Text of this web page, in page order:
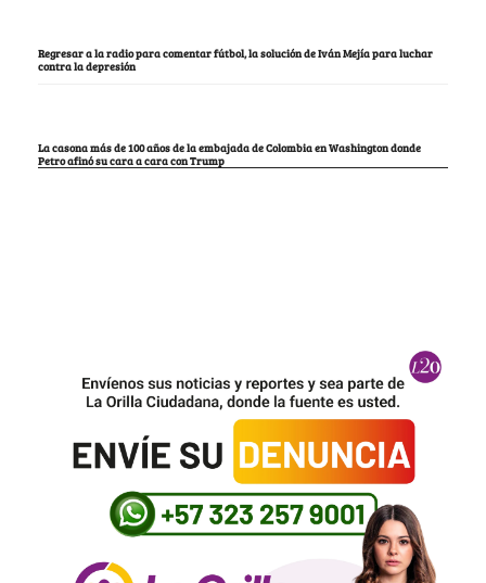
Regresar a la radio para comentar fútbol, la solución de Iván Mejía para luchar
contra la depresión
La casona más de 100 años de la embajada de Colombia en Washington donde
Petro afinó su cara a cara con Trump